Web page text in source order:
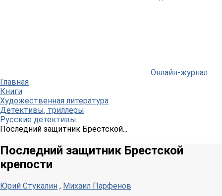
Онлайн-журнал
Главная
Книги
Художественная литература
Детективы, триллеры
Русские детективы
Последний защитник Брестской...
Последний защитник Брестской
крепости
Юрий Стукалин , Михаил Парфенов